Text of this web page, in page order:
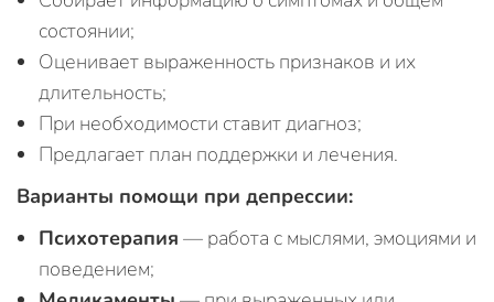
состоянии;
Оценивает выраженность признаков и их
длительность;
При необходимости ставит диагноз;
Предлагает план поддержки и лечения.
Варианты помощи при депрессии:
Психотерапия — работа с мыслями, эмоциями и
поведением;